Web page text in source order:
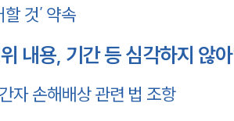
것’ 약속
내용, 기간 등 심각하지 않
자 손해배상 관련 법 조항